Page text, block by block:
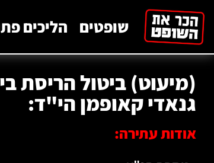
שופטים הליכים
(מיעוט) ביטול הריסת
גנאדי קאופמן הי"ד:
אודות עתירה: